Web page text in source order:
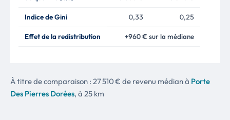
Indice de Gini 0,33 0,25
Effet de la redistribution +960 € sur la médiane
À titre de comparaison : 27 510 € de revenu médian à Porte
Des Pierres Dorées, à 25 km